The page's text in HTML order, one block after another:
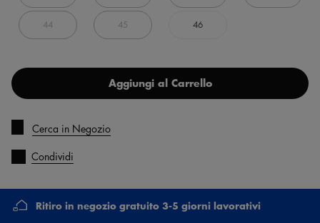
44 45 46
Aggiungi al Carrello
Cerca in Negozio
Condividi
Ritiro in negozio gratuito 3-5 giorni lavorativi